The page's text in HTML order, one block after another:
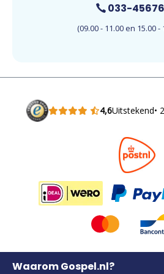
033-
(09.00 - 11.00 en 15.00 -
4,6Uitstekend•
Waarom Gospel.nl?